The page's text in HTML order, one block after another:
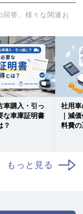
回答、様々な関連お
車購入・引っ
な車庫証明書
？
社用
｜減
料費
もっと見る